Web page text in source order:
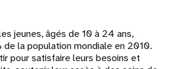
jeunes, âgés de 10 à 24 ans,
la population mondiale en 2010.
pour satisfaire leurs besoins et